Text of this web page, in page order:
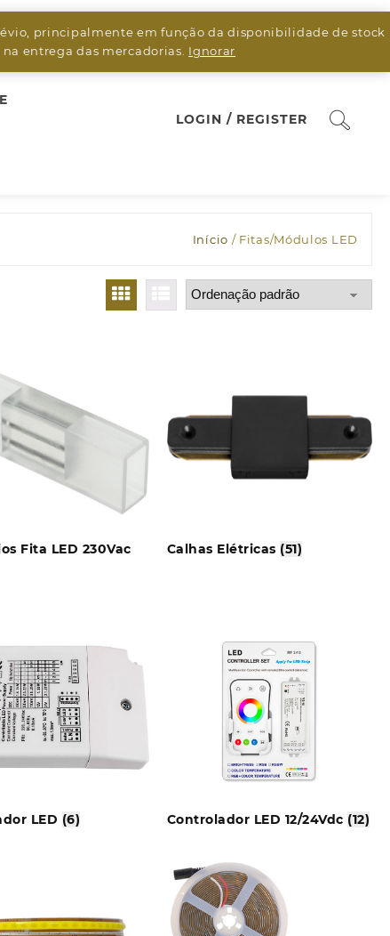
principalmente em função da disponibilidade de stock
entrega das mercadorias. Ignorar
LOGIN / REGISTER
Início / Fitas/Módulos LED
Fita LED 230Vac
Calhas Elétricas (51)
LED (6) Controlador LED 12/24Vdc (12)